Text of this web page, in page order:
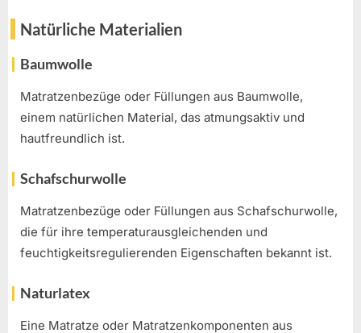
Natürliche Materialien
Baumwolle
Matratzenbezüge oder Füllungen aus Baumwolle,
einem natürlichen Material, das atmungsaktiv und
hautfreundlich ist.
Schafschurwolle
Matratzenbezüge oder Füllungen aus Schafschurwolle,
die für ihre temperaturausgleichenden und
feuchtigkeitsregulierenden Eigenschaften bekannt ist.
Naturlatex
Eine Matratze oder Matratzenkomponenten aus